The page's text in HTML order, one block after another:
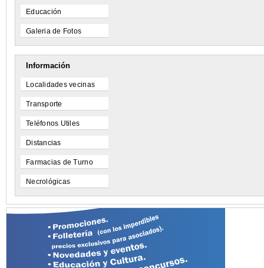
Educación
Galeria de Fotos
Información
Localidades vecinas
Transporte
Teléfonos Utiles
Distancias
Farmacias de Turno
Necrológicas